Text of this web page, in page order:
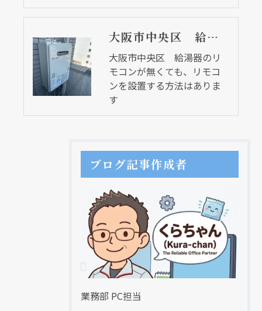
大阪市中央区 給湯器のリモコンが無くても、リモコンを設置する方法はあります
大阪市中央区 給湯器のリ
モコンが無くても、リモコ
ンを設置する方法はありま
す
ブログ記事作成者
業務部 PC担当